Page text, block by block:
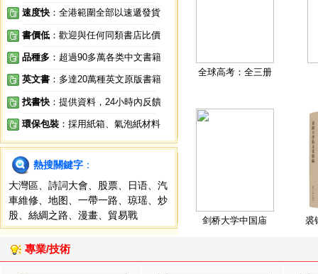
速度快 ：全港範圍全部以速遞發貨
書價低 ：歡迎與任何同類書店比價
品種多 ：超過90多萬各类中文書籍
英文書 ：多達20萬種英文原版書籍
找書快 ：提供資料，24小時內反饋
環保包裝 ：採用紙箱、氣泡紙材料
熱搜關鍵字 ：
大灣區
詩詞大會 股票 日语
汽
車維修
地图 一帶一路 琼瑶
炒
股
絲綢之路 漫畫 貿易戰
全球高考：全三册
剑桥大学中国庙 裘
專業/技術